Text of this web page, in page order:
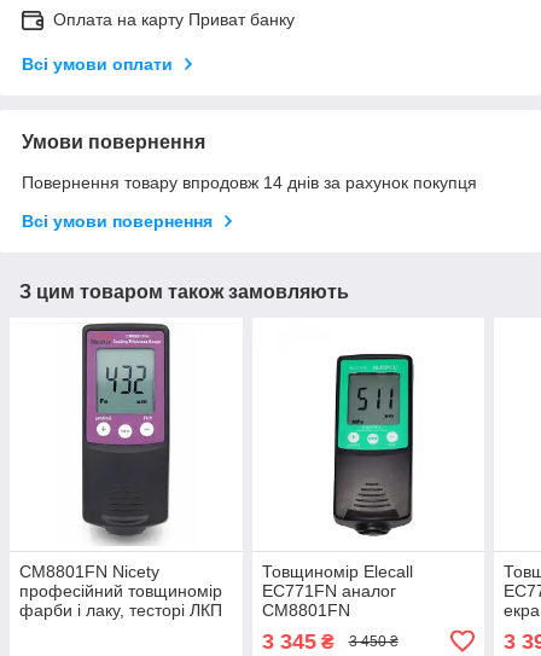
Оплата на карту Приват банку
Всі умови оплати
Умови повернення
Повернення товару впродовж 14 днів за рахунок покупця
Всі умови повернення
З цим товаром також замовляють
СМ8801FN Nicety
професійний товщиномір
фарби і лаку, тесторі ЛКП
Товщиномір Elecall
EC771FN аналог
СМ8801FN
3 345₴ 3 450 ₴ 3